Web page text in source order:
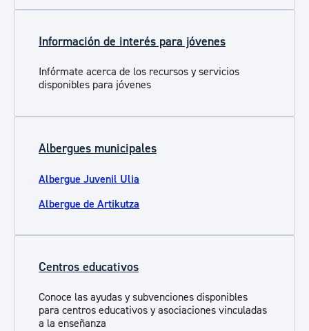
Información de interés para jóvenes
Infórmate acerca de los recursos y servicios
disponibles para jóvenes
Albergues municipales
Albergue Juvenil Ulia
Albergue de Artikutza
Centros educativos
Conoce las ayudas y subvenciones disponibles
para centros educativos y asociaciones vinculadas
a la enseñanza